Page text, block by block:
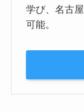
学び、名古
可能。